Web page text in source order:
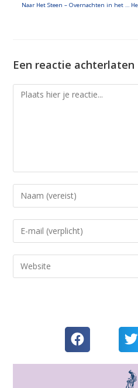
Naar Het Steen – Overnachten in het Sint-Juliaangasthuis dankzij het Vlaamse Genootschap van Santiago de Compostela – In gesprek met een ‘hospitalero’
Een reactie achterlaten